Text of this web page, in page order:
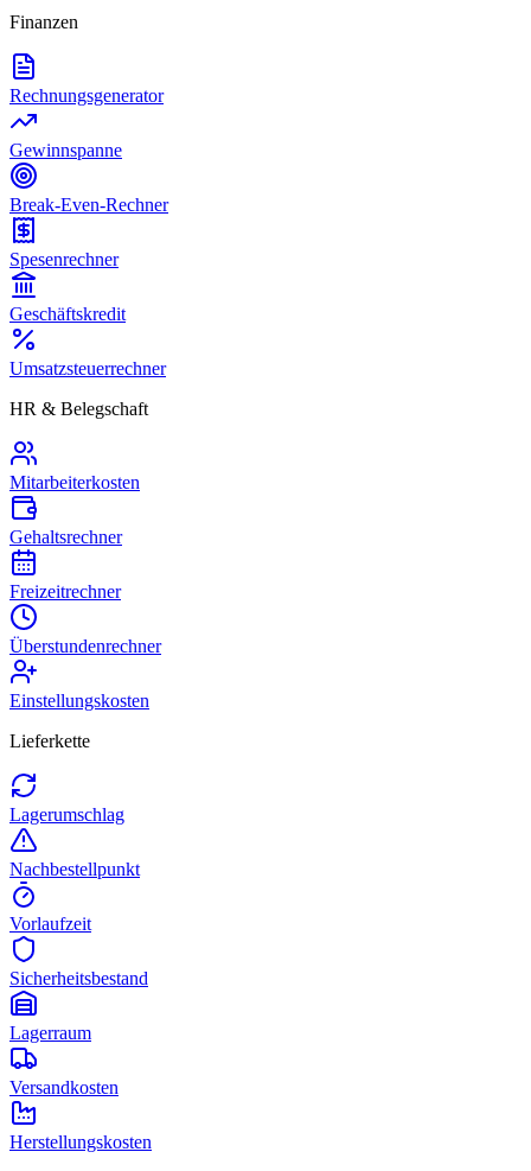
Finanzen
Rechnungsgenerator
Gewinnspanne
Break-Even-Rechner
Spesenrechner
Geschäftskredit
Umsatzsteuerrechner
HR & Belegschaft
Mitarbeiterkosten
Gehaltsrechner
Freizeitrechner
Überstundenrechner
Einstellungskosten
Lieferkette
Lagerumschlag
Nachbestellpunkt
Vorlaufzeit
Sicherheitsbestand
Lagerraum
Versandkosten
Herstellungskosten